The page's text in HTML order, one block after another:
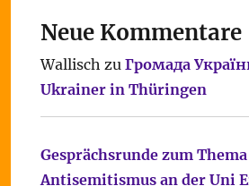
Neue Kommentare
Wallisch zu Громада
Ukrainer in Thüringen
Gesprächsrunde zum Thema
Antisemitismus an der Uni